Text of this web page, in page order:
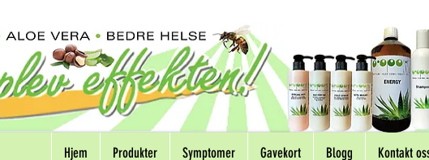
Hjem Produkter Symptomer Gavekort Blogg Kontakt